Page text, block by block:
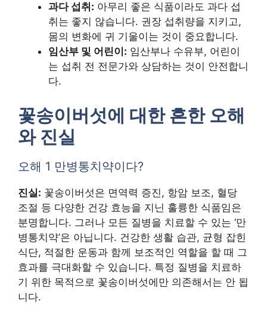
과다 섭취: 아무리 좋은 식품이라도 과다 섭
취는 좋지 않습니다. 권장 섭취량을 지키고,
몸의 변화에 귀 기울이는 것이 중요합니다.
임산부 및 어린이: 임산부나 수유부, 어린이
는 섭취 전 전문가와 상담하는 것이 안전합니
다.
꽃송이버섯에 대한 흔한 오해
와 진실
오해 1 만병통치약이다?
진실: 꽃송이버섯은 면역력 증진, 항암 보조, 혈당
조절 등 다양한 건강 효능을 지닌 훌륭한 식품임은
분명합니다. 그러나 모든 질병을 치료할 수 있는 ‘만
병통치약’은 아닙니다. 건강한 생활 습관, 균형 잡힌
식단, 적절한 운동과 함께 보조적인 역할을 할 때 그
효과를 극대화할 수 있습니다. 특정 질병을 치료하
기 위한 목적으로 꽃송이버섯에만 의존해서는 안 됩
니다.